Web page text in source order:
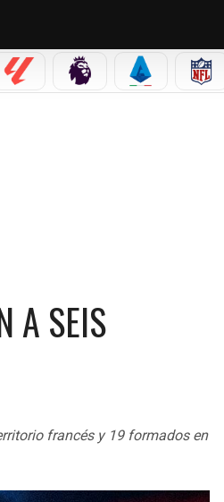
LEAGUE
LALIGA PREMIER LEAGUE
SERIE A NFL
A SEIS
francés y 19 formados en